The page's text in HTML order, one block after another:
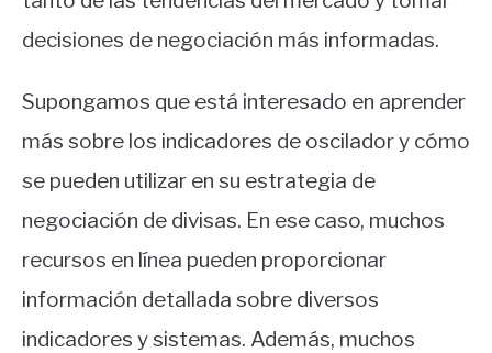
decisiones de negociación más informadas.
Supongamos que está interesado en aprender
más sobre los indicadores de oscilador y cómo
se pueden utilizar en su estrategia de
negociación de divisas. En ese caso, muchos
recursos en línea pueden proporcionar
información detallada sobre diversos
indicadores y sistemas. Además, muchos